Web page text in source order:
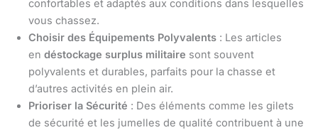
confortables et adaptés aux conditions dans lesquelles
vous chassez.
Choisir des Équipements Polyvalents : Les articles
en déstockage surplus militaire sont souvent
polyvalents et durables, parfaits pour la chasse et
d’autres activités en plein air.
Prioriser la Sécurité : Des éléments comme les gilets
de sécurité et les jumelles de qualité contribuent à une